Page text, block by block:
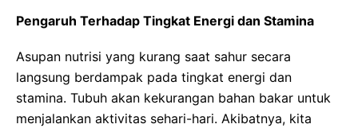
Pengaruh Terhadap Tingkat Energi dan Stamina
Asupan nutrisi yang kurang saat sahur secara
langsung berdampak pada tingkat energi dan
stamina. Tubuh akan kekurangan bahan bakar untuk
menjalankan aktivitas sehari-hari. Akibatnya, kita